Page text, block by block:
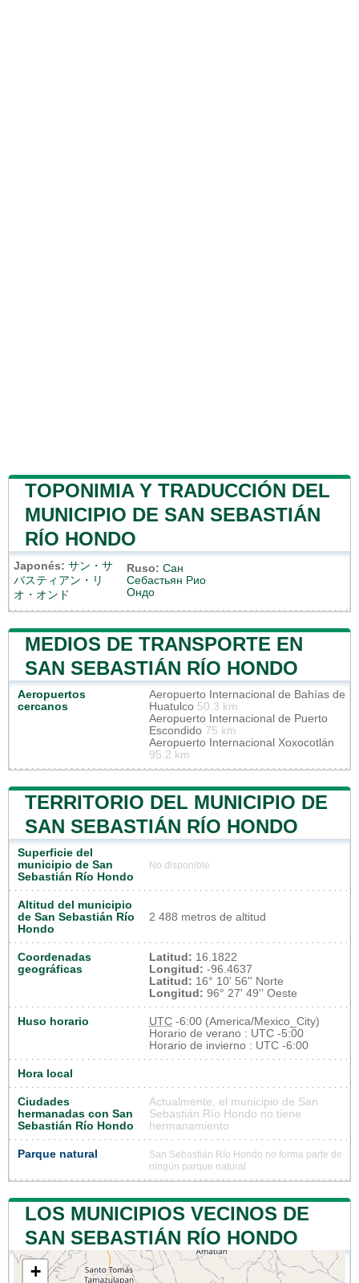
TOPONIMIA Y TRADUCCIÓN DEL
MUNICIPIO DE SAN SEBASTIÁN
RÍO HONDO
Japonés: サン・サ
バスティアン・リ
オ・オンド
Ruso: Сан
Себастьян Рио
Ондо
MEDIOS DE TRANSPORTE EN
SAN SEBASTIÁN RÍO HONDO
Aeropuertos
cercanos
Aeropuerto Internacional de Bahías de
Huatulco 50.3 km
Aeropuerto Internacional de Puerto
Escondido 75 km
Aeropuerto Internacional Xoxocotlán
95.2 km
TERRITORIO DEL MUNICIPIO DE
SAN SEBASTIÁN RÍO HONDO
Superficie del
municipio de San
Sebastián Río Hondo
No disponible
Altitud del municipio
de San Sebastián Río
Hondo
2 488 metros de altitud
Coordenadas
geográficas
Latitud: 16.1822
Longitud: -96.4637
Latitud: 16° 10' 56'' Norte
Longitud: 96° 27' 49'' Oeste
Huso horario UTC -6:00 (America/Mexico_City)
Horario de verano : UTC -5:00
Horario de invierno : UTC -6:00
Hora local
Ciudades
hermanadas con San
Sebastián Río Hondo
Actualmente, el municipio de San
Sebastián Río Hondo no tiene
hermanamiento
Parque natural
San Sebastián Río Hondo no forma parte de
ningún parque natural
LOS MUNICIPIOS VECINOS DE
SAN SEBASTIÁN RÍO HONDO
+